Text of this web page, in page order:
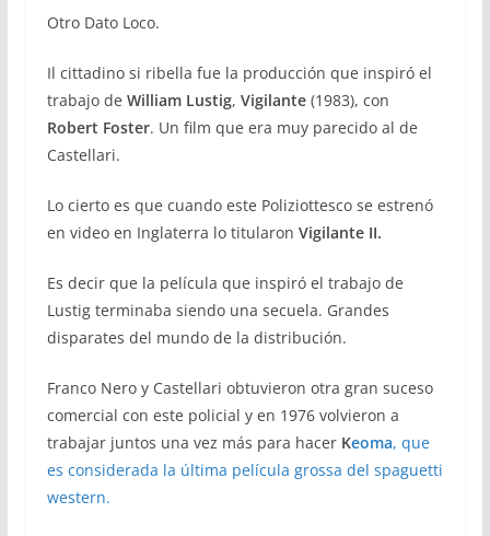
Otro Dato Loco.
Il cittadino si ribella fue la producción que inspiró el
trabajo de William Lustig, Vigilante (1983), con
Robert Foster. Un film que era muy parecido al de
Castellari.
Lo cierto es que cuando este Poliziottesco se estrenó
en video en Inglaterra lo titularon Vigilante II.
Es decir que la película que inspiró el trabajo de
Lustig terminaba siendo una secuela. Grandes
disparates del mundo de la distribución.
Franco Nero y Castellari obtuvieron otra gran suceso
comercial con este policial y en 1976 volvieron a
trabajar juntos una vez más para hacer Keoma, que
es considerada la última película grossa del spaguetti
western.